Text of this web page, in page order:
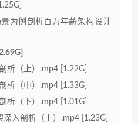
为例剖析百万年薪架构设计
析（上）.mp4 [1.22G]
析（中）.mp4 [1.33G]
析（下）.mp4 [1.01G]
入剖析（上）.mp4 [1.23G]